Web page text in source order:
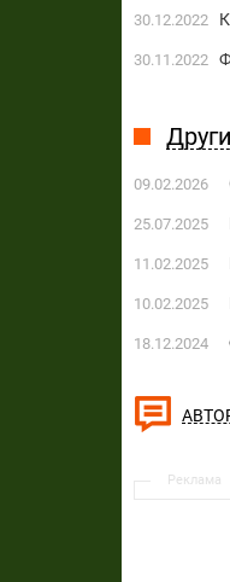
30.12.2022
30.11.2022
09.02.2026
25.07.2025
11.02.2025
10.02.2025
18.12.2024
Реклама